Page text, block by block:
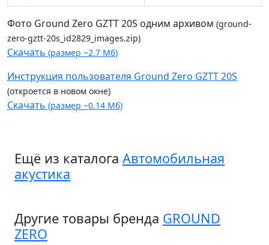
Фото Ground Zero GZTT 20S одним архивом (ground-
zero-gztt-20s_id2829_images.zip)
Скачать (размер ~2.7 Мб)
Инструкция пользователя Ground Zero GZTT 20S
(откроется в новом окне)
Скачать (размер ~0.14 Мб)
Ещё из каталога Автомобильная
акустика
Другие товары бренда GROUND
ZERO